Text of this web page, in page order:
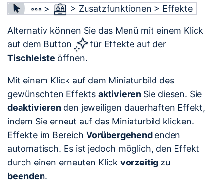
>
> Zusatzfunktionen > Effekte
Alternativ können Sie das Menü mit einem Klick
auf dem Button
für Effekte auf der
Tischleiste öffnen.
Mit einem Klick auf dem Miniaturbild des
gewünschten Effekts aktivieren Sie diesen. Sie
deaktivieren den jeweiligen dauerhaften Effekt,
indem Sie erneut auf das Miniaturbild klicken.
Effekte im Bereich Vorübergehend enden
automatisch. Es ist jedoch möglich, den Effekt
durch einen erneuten Klick vorzeitig zu
beenden.